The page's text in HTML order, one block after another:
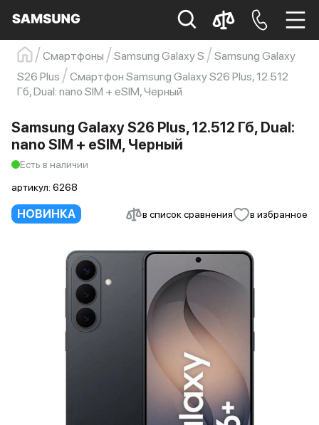
Samsung Смартфон s23
s23 ultra
Galaxy S22
s21
Смартфоны Samsung Galaxy S
Samsung Galaxy
S26 Plus
Смартфон Samsung Galaxy S26 Plus, 12.512
Гб, Dual: nano SIM + eSIM, Черный
НОВИНКА в список сравнения в избранное
Samsung Galaxy S26 Plus, 12.512 Гб, Dual:
nano SIM + eSIM, Черный
Есть в наличии
артикул: 6268